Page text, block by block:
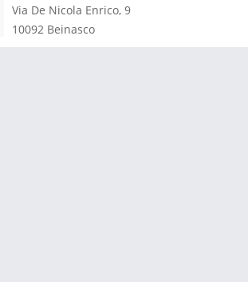
Via De Nicola Enrico, 9
10092 Beinasco